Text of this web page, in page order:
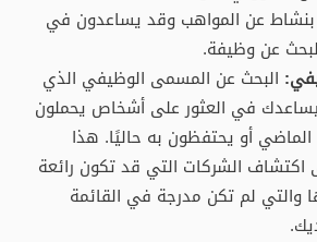
بنشاط عن المواهب وقد يساعدون في
عن وظيفة.
البحث عن المسمى الوظيفي الذي
في العثور على أشخاص يحملون
أو يحتفظون به حاليًا. هذا
الشركات التي قد تكون رائعة
والتي لم تكن مدرجة في القائمة